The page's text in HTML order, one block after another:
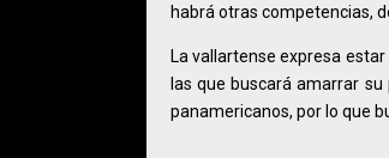
habrá otras competencias,
La vallartense expresa
las que buscará amarrar
panamericanos, por lo que